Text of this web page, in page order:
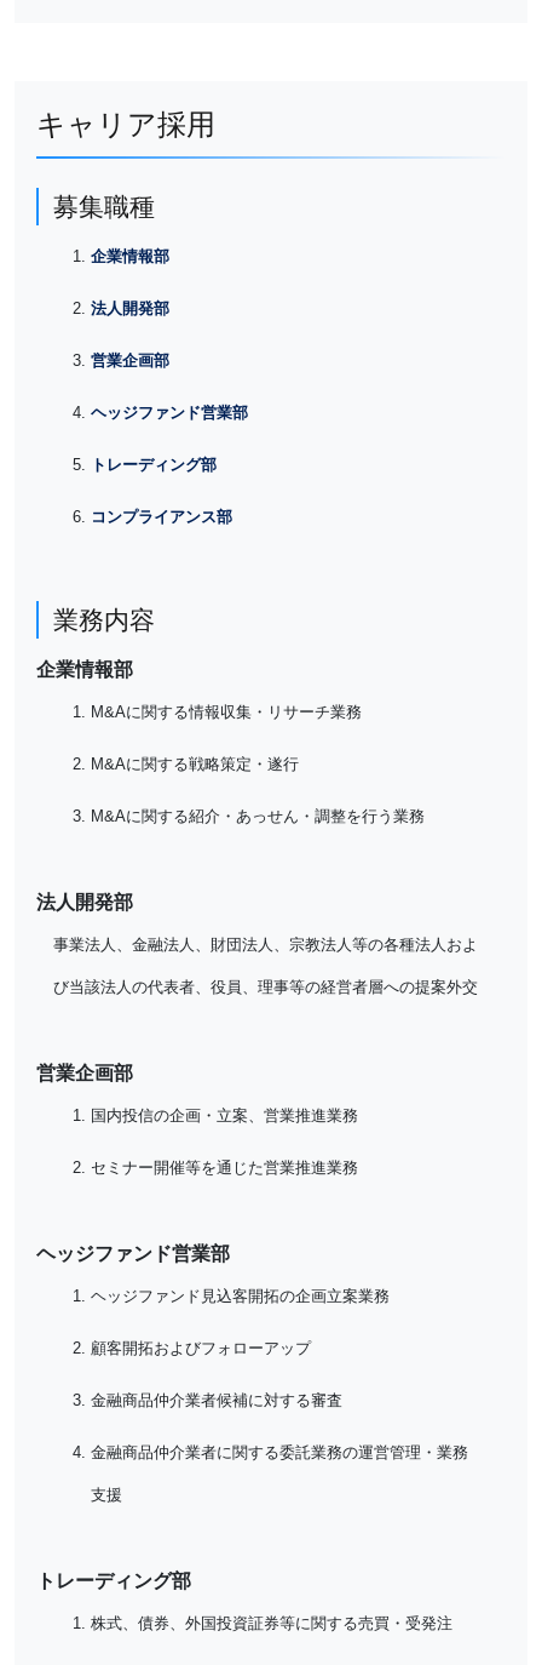
キャリア採用
募集職種
企業情報部
法人開発部
営業企画部
ヘッジファンド営業部
トレーディング部
コンプライアンス部
業務内容
企業情報部
M&Aに関する情報収集・リサーチ業務
M&Aに関する戦略策定・遂行
M&Aに関する紹介・あっせん・調整を行う業務
法人開発部
事業法人、金融法人、財団法人、宗教法人等の各種法人およ
び当該法人の代表者、役員、理事等の経営者層への提案外交
営業企画部
国内投信の企画・立案、営業推進業務
セミナー開催等を通じた営業推進業務
ヘッジファンド営業部
ヘッジファンド見込客開拓の企画立案業務
顧客開拓およびフォローアップ
金融商品仲介業者候補に対する審査
金融商品仲介業者に関する委託業務の運営管理・業務
支援
トレーディング部
株式、債券、外国投資証券等に関する売買・受発注